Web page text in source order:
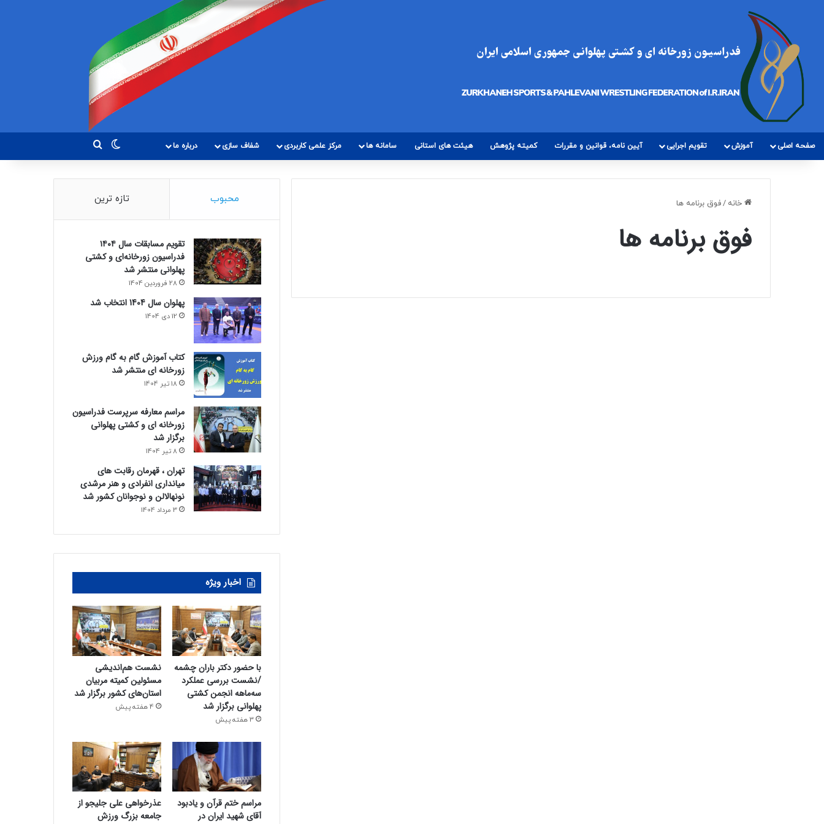
صفحه اصلی آموزش تقویم اجرایی آیین نامه، قوانین و مقررات کمیته پژوهش هیئت های استانی سامانه ها مرکز علمی کاربردی شفاف سازی درباره ما تغییر پوسته
جستجو برای
خانه /فوق برنامه ها
فوق برنامه ها
محبوب تازه ترین
تقویم مسابقات سال ۱۴۰۴
فدراسیون زورخانه‌ای و کشتی
پهلوانی منتشر شد
28 فروردین 1404
پهلوان سال 1404 انتخاب شد
12 دی 1404
کتاب آموزش گام به گام ورزش
زورخانه ای منتشر شد
18 تیر 1404
مراسم معارفه سرپرست فدراسیون
زورخانه ای و کشتی پهلوانی
برگزار شد
8 تیر 1404
تهران ، قهرمان رقابت های
میانداری انفرادی و هنر مرشدی
نونهالالن و نوجوانان کشور شد
3 مرداد 1404
اخبار ویژه
با حضور دکتر باران چشمه
/نشست بررسی عملکرد
سه‌ماهه انجمن کشتی
پهلوانی برگزار شد
3 هفته پیش
نشست هم‌اندیشی
مسئولین کمیته‌ مربیان
استان‌های کشور برگزار شد
4 هفته پیش
مراسم ختم قرآن و یادبود
آقای شهید ایران در
عذرخواهی علی جلیجو از
جامعه بزرگ ورزش